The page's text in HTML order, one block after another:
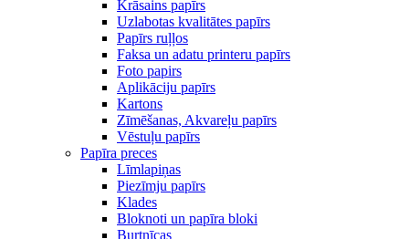
Krāsains papīrs
Uzlabotas kvalitātes papīrs
Papīrs ruļļos
Faksa un adatu printeru papīrs
Foto papirs
Aplikāciju papīrs
Kartons
Zīmēšanas, Akvareļu papīrs
Vēstuļu papīrs
Papīra preces
Līmlapiņas
Piezīmju papīrs
Klades
Bloknoti un papīra bloki
Burtnīcas